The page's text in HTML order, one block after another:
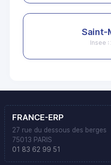
Saint-
Insee :
FRANCE-ERP
27 rue du dessous des berges
75013 PARIS
01 83 62 99 51